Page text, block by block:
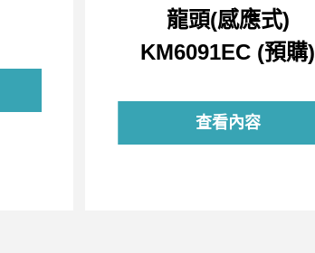
龍頭(感應式)
KM6091EC (預購)
查看內容